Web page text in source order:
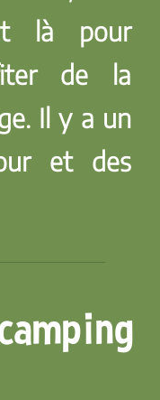
là pour
de la
Il y a un
et des